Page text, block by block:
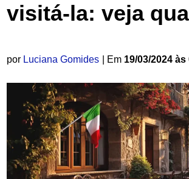
visitá-la: veja
por Luciana Gomides | Em 19/03/2024 às